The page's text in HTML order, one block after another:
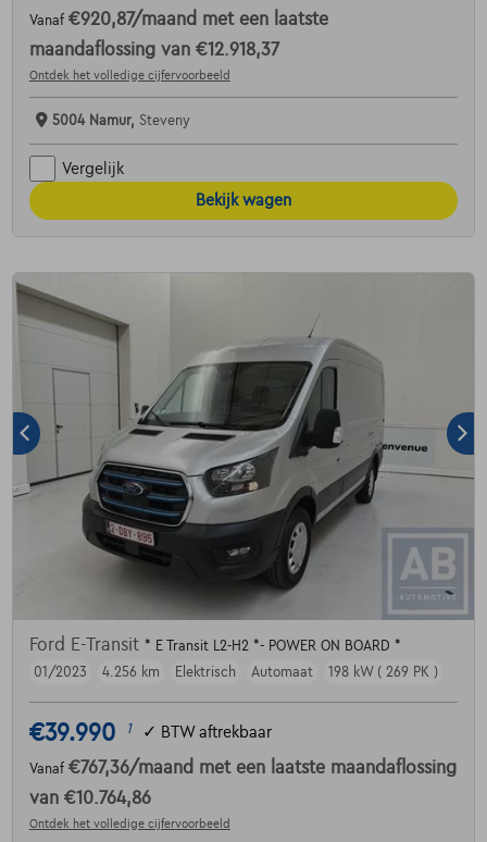
Vanaf €920,87/maand met een laatste
maandaflossing van €12.918,37
Ontdek het volledige cijfervoorbeeld
5004 Namur, Steveny
Vergelijk
Bekijk wagen
Ford E-Transit * E Transit L2-H2 *- POWER ON BOARD *
01/2023
4.256 km Elektrisch Automaat 198 kW ( 269 PK )
€39.990 1 ✓ BTW aftrekbaar
Vanaf €767,36/maand met een laatste maandaflossing
van €10.764,86
Ontdek het volledige cijfervoorbeeld